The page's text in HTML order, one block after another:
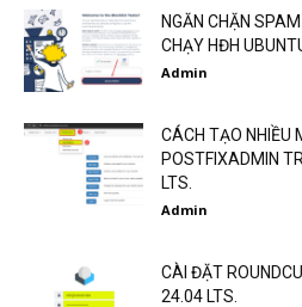
NGĂN CHẶN
CHẠY HĐH
Admin
CÁCH TẠO NHIỀU
POSTFIXADMIN
LTS.
Admin
CÀI ĐẶT
24.04 LTS.